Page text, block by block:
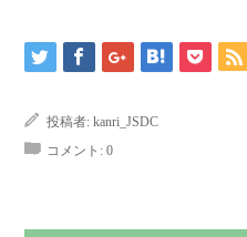
投稿者: kanri_JSDC
コメント: 0